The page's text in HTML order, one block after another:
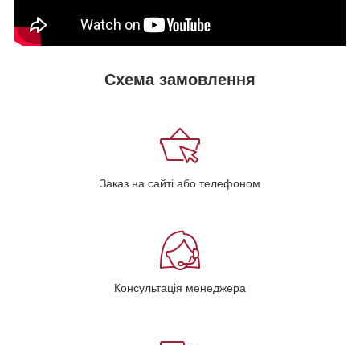
Схема замовлення
Заказ на сайті або телефоном
Консультація менеджера